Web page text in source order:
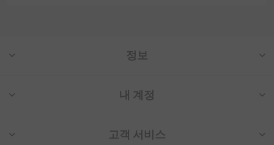
정보
내 계정
고객 서비스